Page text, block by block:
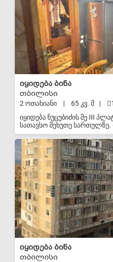
შემთხვევაში გადაკეთების
იყიდება ბინა
თბილისი
2 ოთახიანი | 65 კვ. მ |
1
იყიდება ნუცუბიძის მე III
სათავსო მეხუთე სართულზე.
ხოლო სკოლა და ბაღი 30
ტერიტორიაზე არის
მაღაზიათა ქსელი 35 წუთის
მყუდრო და განათებული
სტადიონით.
იყიდება ბინა
თბილისი